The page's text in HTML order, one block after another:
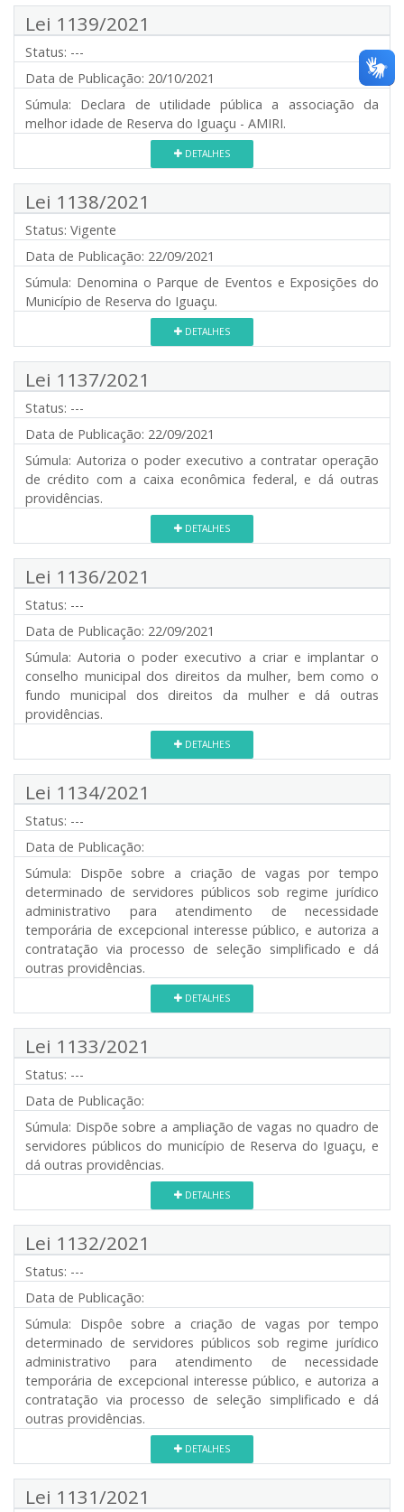
Lei 1139/2021
Status: ---
Data de Publicação: 20/10/2021
Súmula: Declara de utilidade pública a associação da
melhor idade de Reserva do Iguaçu - AMIRI.
DETALHES
Lei 1138/2021
Status: Vigente
Data de Publicação: 22/09/2021
Súmula: Denomina o Parque de Eventos e Exposições do
Município de Reserva do Iguaçu.
DETALHES
Lei 1137/2021
Status: ---
Data de Publicação: 22/09/2021
Súmula: Autoriza o poder executivo a contratar operação
de crédito com a caixa econômica federal, e dá outras
providências.
DETALHES
Lei 1136/2021
Status: ---
Data de Publicação: 22/09/2021
Súmula: Autoria o poder executivo a criar e implantar o
conselho municipal dos direitos da mulher, bem como o
fundo municipal dos direitos da mulher e dá outras
providências.
DETALHES
Lei 1134/2021
Status: ---
Data de Publicação:
Súmula: Dispõe sobre a criação de vagas por tempo
determinado de servidores públicos sob regime jurídico
administrativo para atendimento de necessidade
temporária de excepcional interesse público, e autoriza a
contratação via processo de seleção simplificado e dá
outras providências.
DETALHES
Lei 1133/2021
Status: ---
Data de Publicação:
Súmula: Dispõe sobre a ampliação de vagas no quadro de
servidores públicos do município de Reserva do Iguaçu, e
dá outras providências.
DETALHES
Lei 1132/2021
Status: ---
Data de Publicação:
Súmula: Dispôe sobre a criação de vagas por tempo
determinado de servidores públicos sob regime jurídico
administrativo para atendimento de necessidade
temporária de excepcional interesse público, e autoriza a
contratação via processo de seleção simplificado e dá
outras providências.
DETALHES
Lei 1131/2021